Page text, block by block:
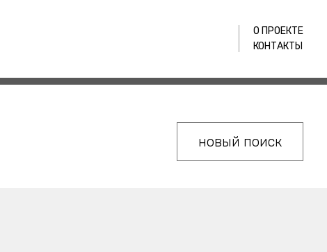
О ПРОЕКТЕ
КОНТАКТЫ
новый поиск